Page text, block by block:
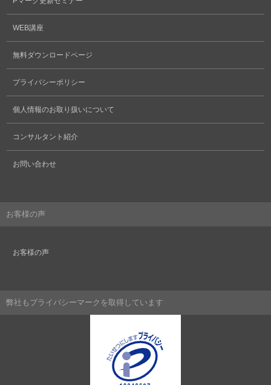
WEB講座
無料ダウンロードページ
プライバシーポリシー
個人情報のお取り扱いについて
コンサルタント紹介
お問い合わせ
お客様の声
お客様の声
弊社もプライバシーマークを取得しています